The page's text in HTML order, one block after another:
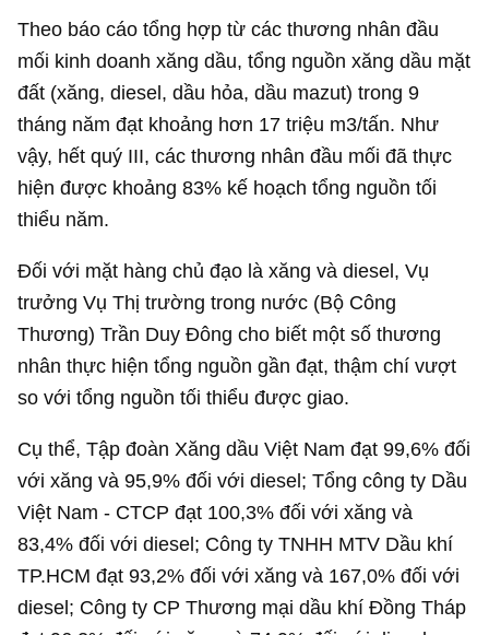
Theo báo cáo tổng hợp từ các thương nhân đầu
mối kinh doanh xăng dầu, tổng nguồn xăng dầu mặt
đất (xăng, diesel, dầu hỏa, dầu mazut) trong 9
tháng năm đạt khoảng hơn 17 triệu m3/tấn. Như
vậy, hết quý III, các thương nhân đầu mối đã thực
hiện được khoảng 83% kế hoạch tổng nguồn tối
thiểu năm.
Đối với mặt hàng chủ đạo là xăng và diesel, Vụ
trưởng Vụ Thị trường trong nước (Bộ Công
Thương) Trần Duy Đông cho biết một số thương
nhân thực hiện tổng nguồn gần đạt, thậm chí vượt
so với tổng nguồn tối thiểu được giao.
Cụ thể, Tập đoàn Xăng dầu Việt Nam đạt 99,6% đối
với xăng và 95,9% đối với diesel; Tổng công ty Dầu
Việt Nam - CTCP đạt 100,3% đối với xăng và
83,4% đối với diesel; Công ty TNHH MTV Dầu khí
TP.HCM đạt 93,2% đối với xăng và 167,0% đối với
diesel; Công ty CP Thương mại dầu khí Đồng Tháp